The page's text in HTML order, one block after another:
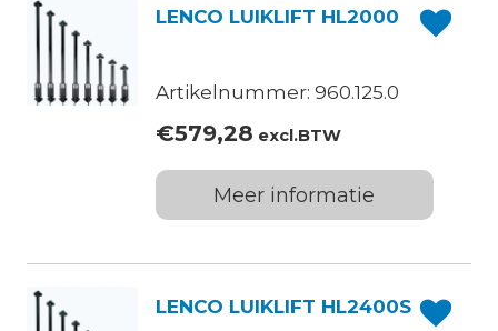
LENCO LUIKLIFT HL2000
Artikelnummer: 960.125.0
€579,28 excl.BTW
Meer informatie
LENCO LUIKLIFT HL2400S